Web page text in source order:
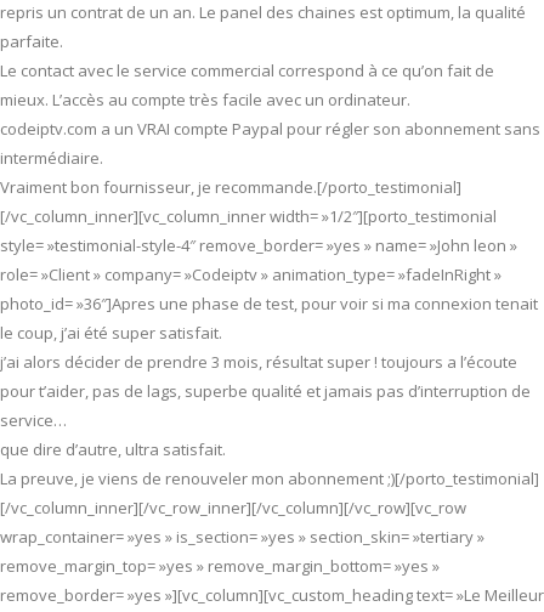
repris un contrat de un an. Le panel des chaines est optimum, la qualité
parfaite.
Le contact avec le service commercial correspond à ce qu’on fait de
mieux. L’accès au compte très facile avec un ordinateur.
codeiptv.com a un VRAI compte Paypal pour régler son abonnement sans
intermédiaire.
Vraiment bon fournisseur, je recommande.[/porto_testimonial]
[/vc_column_inner][vc_column_inner width= »1/2″][porto_testimonial
style= »testimonial-style-4″ remove_border= »yes » name= »John leon »
role= »Client » company= »Codeiptv » animation_type= »fadeInRight »
photo_id= »36″]Apres une phase de test, pour voir si ma connexion tenait
le coup, j’ai été super satisfait.
j’ai alors décider de prendre 3 mois, résultat super ! toujours a l’écoute
pour t’aider, pas de lags, superbe qualité et jamais pas d’interruption de
service…
que dire d’autre, ultra satisfait.
La preuve, je viens de renouveler mon abonnement ;)[/porto_testimonial]
[/vc_column_inner][/vc_row_inner][/vc_column][/vc_row][vc_row
wrap_container= »yes » is_section= »yes » section_skin= »tertiary »
remove_margin_top= »yes » remove_margin_bottom= »yes »
remove_border= »yes »][vc_column][vc_custom_heading text= »Le Meilleur